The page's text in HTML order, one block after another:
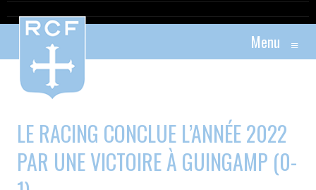
Menu ≡
LE RACING CONCLUE L’ANNÉE 2022
PAR UNE VICTOIRE À GUINGAMP (0-